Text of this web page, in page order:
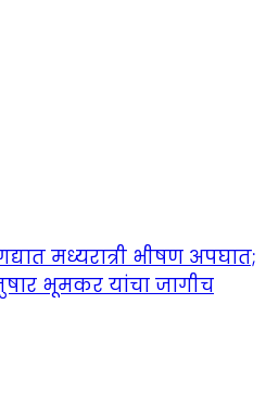
मध्यरात्री भीषण अपघात;
भूमकर यांचा जागीच